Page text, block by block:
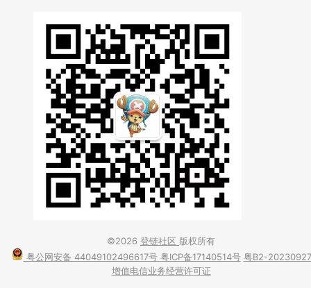
©2026 登链社区 版权所有
粤公网安备 44049102496617号 粤ICP备17140514号 粤B2-20230927
增值电信业务经营许可证